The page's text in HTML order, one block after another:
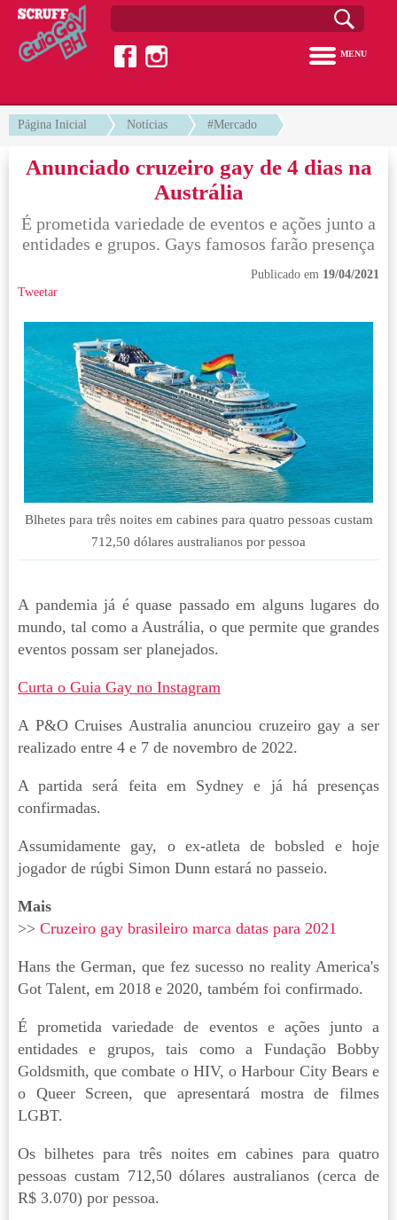
MENU
Página Inicial Notícias #Mercado
Anunciado cruzeiro gay de 4 dias na
Austrália
É prometida variedade de eventos e ações junto a
entidades e grupos. Gays famosos farão presença
Tweetar
Publicado em 19/04/2021
Blhetes para três noites em cabines para quatro pessoas custam
712,50 dólares australianos por pessoa
A pandemia já é quase passado em alguns lugares do
mundo, tal como a Austrália, o que permite que grandes
eventos possam ser planejados.
Curta o Guia Gay no Instagram
A P&O Cruises Australia anunciou cruzeiro gay a ser
realizado entre 4 e 7 de novembro de 2022.
A partida será feita em Sydney e já há presenças
confirmadas.
Assumidamente gay, o ex-atleta de bobsled e hoje
jogador de rúgbi Simon Dunn estará no passeio.
Mais
>> Cruzeiro gay brasileiro marca datas para 2021
Hans the German, que fez sucesso no reality America's
Got Talent, em 2018 e 2020, também foi confirmado.
É prometida variedade de eventos e ações junto a
entidades e grupos, tais como a Fundação Bobby
Goldsmith, que combate o HIV, o Harbour City Bears e
o Queer Screen, que apresentará mostra de filmes
LGBT.
Os bilhetes para três noites em cabines para quatro
pessoas custam 712,50 dólares australianos (cerca de
R$ 3.070) por pessoa.